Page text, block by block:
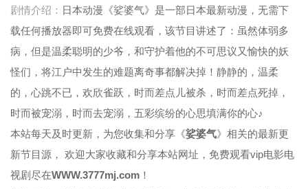
剧情介绍： 日本动漫《娑婆气》是一部日本最新动漫，无需下
载任何播放器即可免费在线观看，该节目讲述了：虽然体弱多
病，但是温柔聪明的少爷，和守护着他的不可思议又愉快的妖
怪们，将江户中发生的难题离奇事都解决掉！静静的，温柔
的，心跳不已，欢欣雀跃，时而差点儿被杀，时而差点死掉，
时而被宠溺，时而去宠溺，五彩缤纷的心思填满你的心♪
本站每天及时更新，为您收集和分享《娑婆气》相关的最新更
新节目源， 欢迎大家收藏和分享本站网址，免费观看vip电影电
视剧尽在WWW.3777mj.com ！